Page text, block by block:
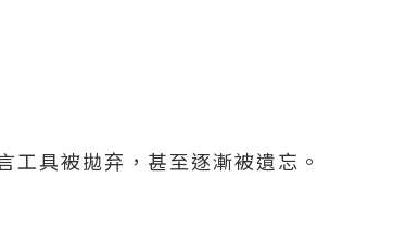
具被拋弃，甚至逐漸被遺忘。